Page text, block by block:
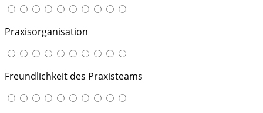
Praxisorganisation
Freundlichkeit des Praxisteams